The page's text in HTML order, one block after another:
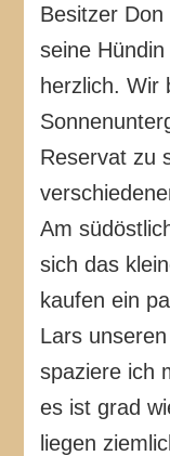
Besitzer
seine
herzlich. Wir
Reservat zu
Am
sich das
kaufen ein
Lars
spaziere ich
es ist grad
liegen